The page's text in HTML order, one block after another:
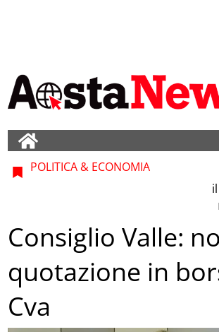
POLITICA & ECONOMIA
il
Consiglio Valle:
quotazione in
Cva